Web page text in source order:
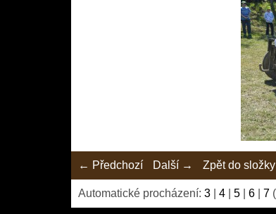
← Předchozí Další → Zpět do složky
Automatické procházení:3 |4 |5 |6 |7